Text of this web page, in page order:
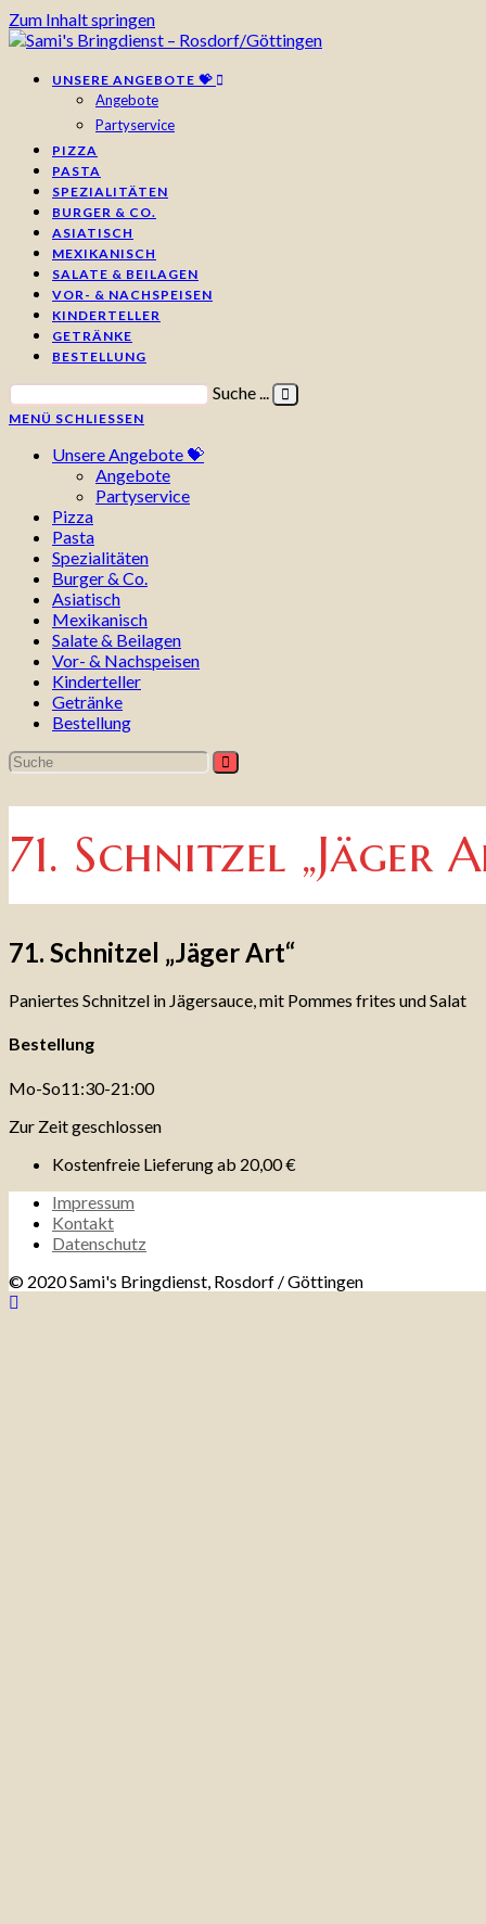
Zum Inhalt springen
UNSERE ANGEBOTE 💝
Angebote
Partyservice
PIZZA
PASTA
SPEZIALITÄTEN
BURGER & CO.
ASIATISCH
MEXIKANISCH
SALATE & BEILAGEN
VOR- & NACHSPEISEN
KINDERTELLER
GETRÄNKE
BESTELLUNG
Suche ...
MENÜ SCHLIESSEN
Unsere Angebote 💝
Angebote
Partyservice
Pizza
Pasta
Spezialitäten
Burger & Co.
Asiatisch
Mexikanisch
Salate & Beilagen
Vor- & Nachspeisen
Kinderteller
Getränke
Bestellung
71. Schnitzel „Jäger
71. Schnitzel „Jäger Art“
Paniertes Schnitzel in Jägersauce, mit Pommes frites und Salat
Bestellung
Mo-So11:30-21:00
Zur Zeit geschlossen
Kostenfreie Lieferung ab 20,00 €
Impressum
Kontakt
Datenschutz
© 2020 Sami's Bringdienst, Rosdorf / Göttingen